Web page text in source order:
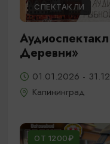
СПЕКТАКЛИ
Деревни»
01.01.2026 -
Калининград
ОТ 1200₽